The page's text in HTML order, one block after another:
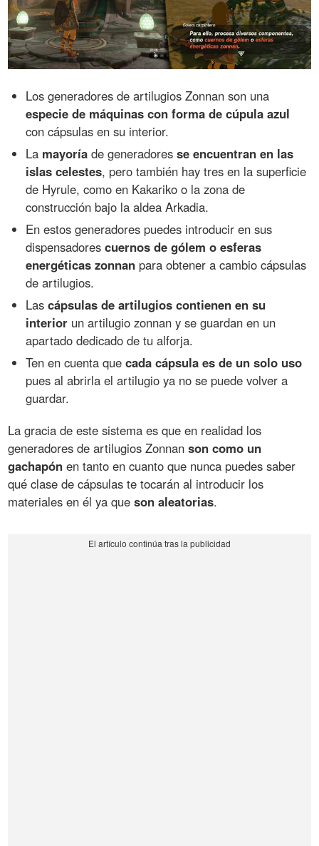
Los generadores de artilugios Zonnan son una
especie de máquinas con forma de cúpula azul
con cápsulas en su interior.
La mayoría de generadoresse encuentran en las
islas celestes, pero también hay tres en la superficie
de Hyrule, como en Kakariko o la zona de
construcción bajo la aldea Arkadia.
En estos generadores puedes introducir en sus
dispensadorescuernos de gólem o esferas
energéticas zonnan para obtener a cambio cápsulas
de artilugios.
Lascápsulas de artilugios contienen en su
interior un artilugio zonnan y se guardan en un
apartado dedicado de tu alforja.
Ten en cuenta quecada cápsula es de un solo uso
pues al abrirla el artilugio ya no se puede volver a
guardar.
La gracia de este sistema es que en realidad los
generadores de artilugios Zonnanson como un
gachapón en tanto en cuanto que nunca puedes saber
qué clase de cápsulas te tocarán al introducir los
materiales en él ya queson aleatorias.